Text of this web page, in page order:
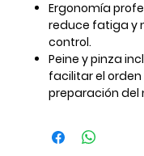
Ergonomía
reduce fatiga y
control.
Peine y pinza
facilitar el orden
preparación del